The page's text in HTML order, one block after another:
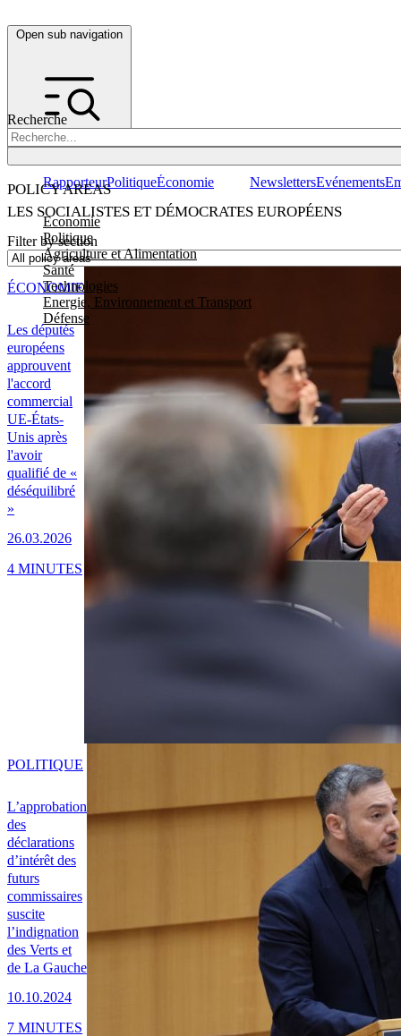
Open sub navigation
Recherche
POLICY AREAS
Economie
Politique
Agriculture et Alimentation
Santé
Technologies
Energie, Environnement et Transport
Défense
RapporteurPolitiqueÉconomie NewslettersEvénements
LES SOCIALISTES ET DÉMOCRATES EUROPÉENS
Filter by section
Les députés
européens
approuvent
l'accord
commercial
UE-États-
Unis après
l'avoir
qualifié de «
déséquilibré
»
26.03.2026
ÉCONOMIE
4 MINUTES
L’approbation
des
déclarations
d’intérêt des
futurs
commissaires
suscite
l’indignation
des Verts et
de La Gauche
10.10.2024
POLITIQUE
7 MINUTES